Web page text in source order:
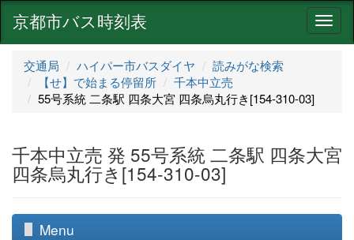
ナ
ビ
京都市バス時刻表
交通局 ハイパー市バスダイヤ
読みがな検索
【せ】で始まる停留所
千本中立売
55号系統 二条駅 四条大宮 四条烏丸行き[154-310-03]
千本中立売 発 55号系統 二条駅 四条大宮
四条烏丸行き[154-310-03]
Menu